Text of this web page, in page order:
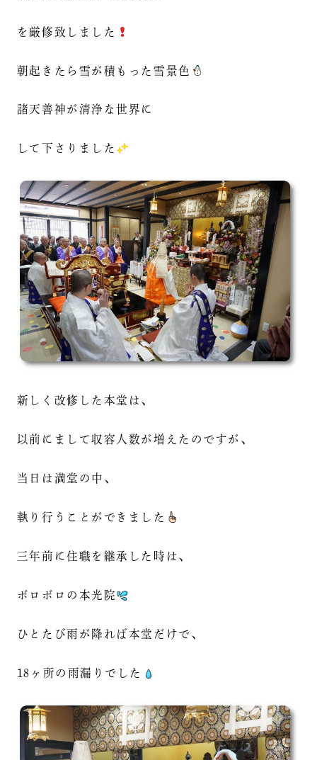
を厳修致しました
朝起きたら雪が積もった雪景色
諸天善神が清浄な世界に
して下さりました
新しく改修した本堂は、
以前にまして収容人数が増えたのですが、
当日は満堂の中、
執り行うことができました
三年前に住職を継承した時は、
ボロボロの本光院
ひとたび雨が降れば本堂だけで、
18ヶ所の雨漏りでした